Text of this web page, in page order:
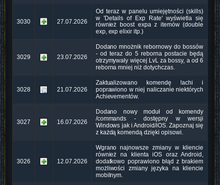
3030 27.07.2026
Od teraz w panelu umiejętności (skills)
w 'Details of Exp Rate' wyświetla się
również boost expa z itemów (double
exp, exp elixir itp.)
3029 23.07.2026
Dodano mnożnik rebornowy do bossów
- od teraz do 5 reborna postacie będą
otrzymywały więcej LvL za bossy, a od 6
reborna mniej niż dotychczas.
3028 21.07.2026
Zaktualizowano komendę !achi i
poprawiono w niej naliczanie niektórych
Achievementów.
3027 16.07.2026
Dodano nowy moduł od komendy
/commands - dostępny w wersji
Windows jak i Android/iOS. Zapoznaj się
z każdą komendą dzięki opisowi.
3026 12.07.2026
Wgrano najnowsze zmiany w kliencie
również na klienta iOS oraz Android,
dodatkowo poprawiono błąd z brakiem
możliwości zmiany języka na kliencie
mobilnym.